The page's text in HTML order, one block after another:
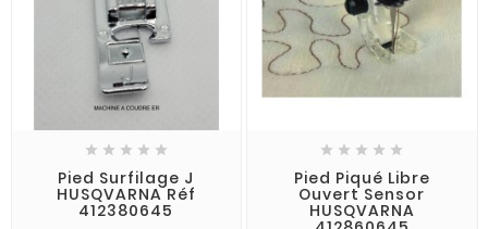
    
Pied Surfilage J
HUSQVARNA Réf
412380645
    
Pied Piqué Libre
Ouvert Sensor
HUSQVARNA